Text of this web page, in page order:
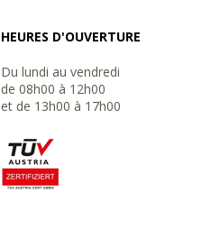
HEURES D'OUVERTURE
Du lundi au vendredi
de 08h00 à 12h00
et de 13h00 à 17h00